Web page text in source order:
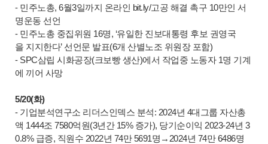
- 민주노총, 6월3일까지 온라인 bit.ly/고공 해결 촉구 10만인 서
명운동 선언
- 민주노총 중집위원 16명, ‘유일한 진보대통령 후보 권영국
을 지지한다’ 선언문 발표(6개 산별노조 위원장 포함)
- SPC삼립 시화공장(크보빵 생산)에서 작업중 노동자 1명 기계
에 끼어 사망
5/20(화)
- 기업분석연구소 리더스인덱스 분석: 2024년 4대그룹 자산총
액 1444조 7580억원(3년간 15% 증가), 당기순이익 2023-24년 3
0.8% 급증, 직원수 2022년 74만 5691명→2024년 74만 6486명